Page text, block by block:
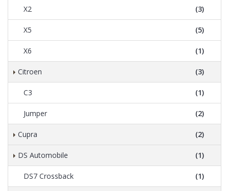
X2 (3)
X5 (5)
X6 (1)
Citroen (3)
C3 (1)
Jumper (2)
Cupra (2)
DS Automobile (1)
DS7 Crossback (1)